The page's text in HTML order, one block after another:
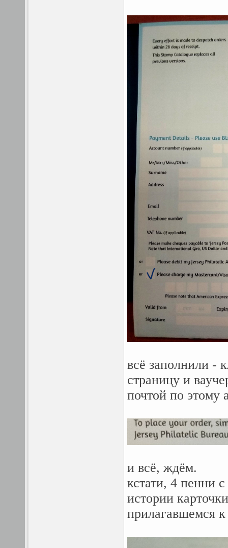
всё заполнили -
страницу и
почтой по этому
и всё, ждём.
кстати, 4 пенни
истории
прилагавшемся к